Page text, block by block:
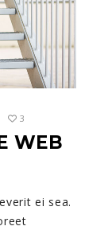
3
WEB
ei sea.